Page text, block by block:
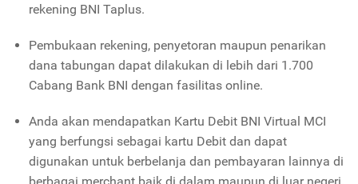
rekening BNI Taplus.
Pembukaan rekening, penyetoran maupun penarikan
dana tabungan dapat dilakukan di lebih dari 1.700
Cabang Bank BNI dengan fasilitas online.
Anda akan mendapatkan Kartu Debit BNI Virtual MCI
yang berfungsi sebagai kartu Debit dan dapat
digunakan untuk berbelanja dan pembayaran lainnya di